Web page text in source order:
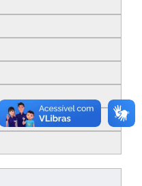
– 2026